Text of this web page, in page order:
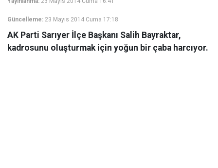
Güncelleme: 23 Mayıs 2014 Cuma 17:18
AK Parti Sarıyer İlçe Başkanı Salih Bayraktar,
kadrosunu oluşturmak için yoğun bir çaba harcıyor.